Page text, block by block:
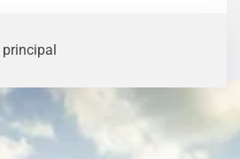
principal